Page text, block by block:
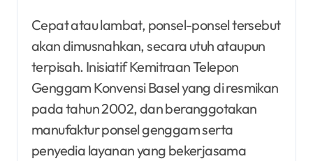
Cepat atau lambat, ponsel-ponsel tersebut
akan dimusnahkan, secara utuh ataupun
terpisah. Inisiatif Kemitraan Telepon
Genggam Konvensi Basel yang di resmikan
pada tahun 2002, dan beranggotakan
manufaktur ponsel genggam serta
penyedia layanan yang bekerjasama